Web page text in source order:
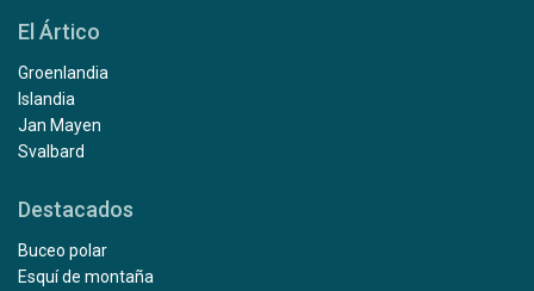
El Ártico
Groenlandia
Islandia
Jan Mayen
Svalbard
Destacados
Buceo polar
Esquí de montaña